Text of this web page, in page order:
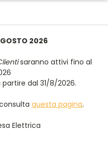
2026
saranno attivi fino al
dal 31/8/2026.
questa pagina.
Elettrica